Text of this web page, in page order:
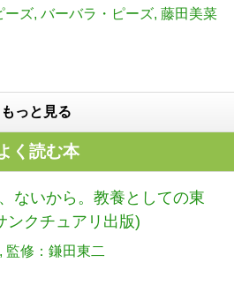
ーズ バーバラ・ピーズ 藤田美菜
もっと見る
く読む本
ないから。教養としての東
ンクチュアリ出版)
監修：鎌田東二